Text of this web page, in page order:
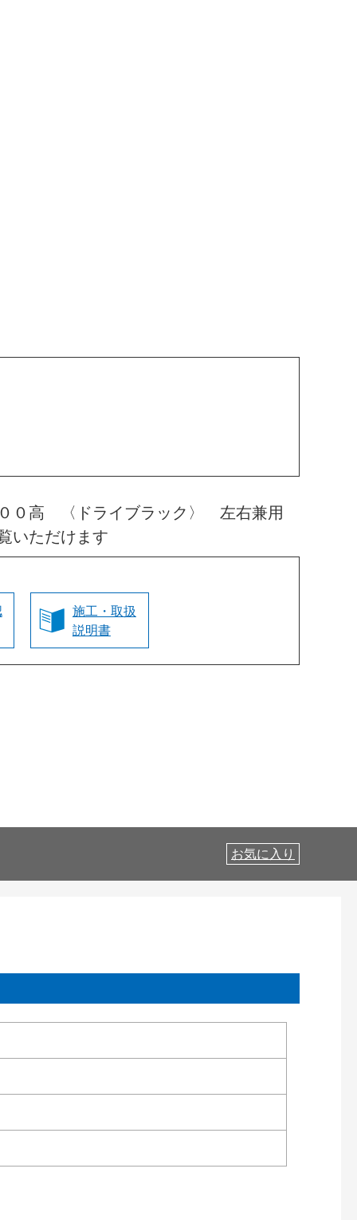
０高 〈ドライブラック〉 左右兼用
いただけます
施工・取扱
説明書
お気に入り